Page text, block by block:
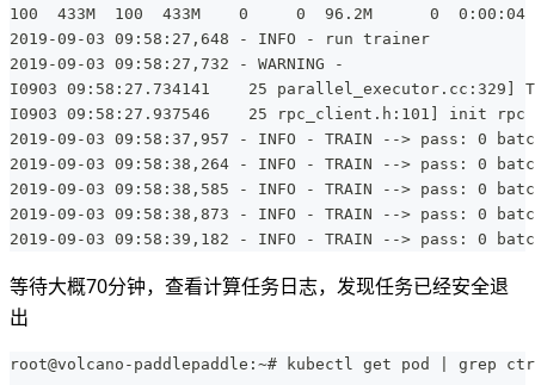
100  433M  100  433M    0     0  96.2M      0
2019-09-03 09:58:27,648 - INFO - run trainer
2019-09-03 09:58:27,732 - WARNING -
I0903 09:58:27.734141    25 parallel_executor.cc:329]
I0903 09:58:27.937546    25 rpc_client.h:101] init
2019-09-03 09:58:37,957 - INFO - TRAIN --> pass: 0
2019-09-03 09:58:38,264 - INFO - TRAIN --> pass: 0
2019-09-03 09:58:38,585 - INFO - TRAIN --> pass: 0
2019-09-03 09:58:38,873 - INFO - TRAIN --> pass: 0
2019-09-03 09:58:39,182 - INFO - TRAIN --> pass: 0
等待大概70分钟，查看计算任务日志，发现任务已经安全退
出
root@volcano-paddlepaddle:~# kubectl get pod | grep